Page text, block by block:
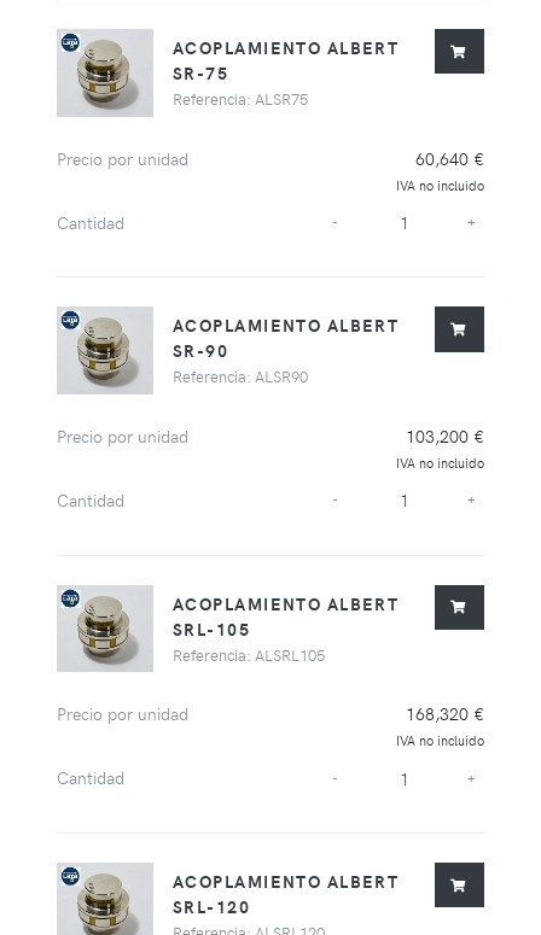
ACOPLAMIENTO ALBERT
SR-75
Referencia: ALSR75
Precio por unidad 60,640 €
IVA no incluido
Cantidad - +
ACOPLAMIENTO ALBERT
SR-90
Referencia: ALSR90
Precio por unidad 103,200 €
IVA no incluido
Cantidad - +
ACOPLAMIENTO ALBERT
SRL-105
Referencia: ALSRL105
Precio por unidad 168,320 €
IVA no incluido
Cantidad - +
ACOPLAMIENTO ALBERT
SRL-120